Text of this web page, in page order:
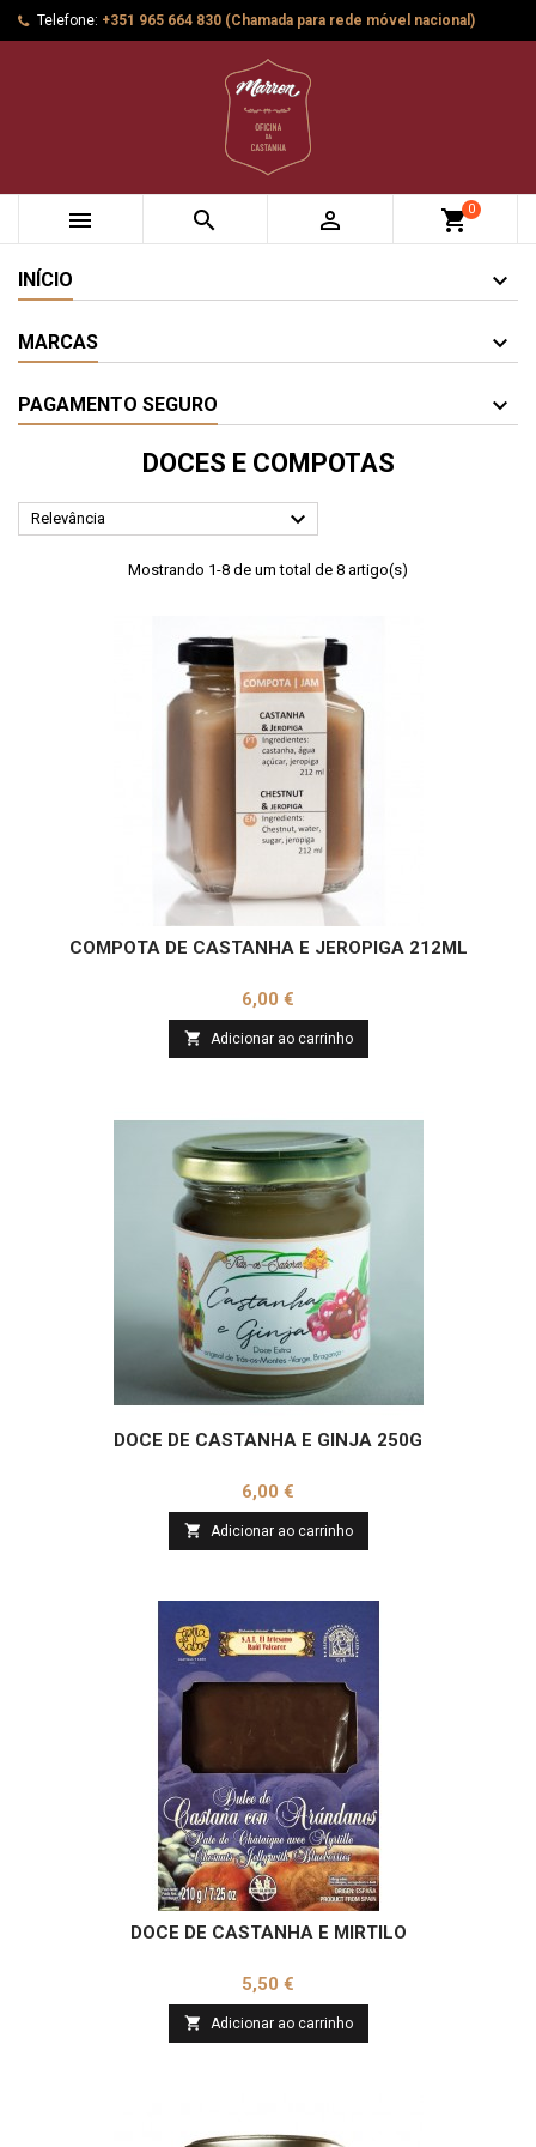
Telefone: +351 965 664 830 (Chamada para rede móvel nacional)
   shopping_cart0
INÍCIO
MARCAS
PAGAMENTO SEGURO
DOCES E COMPOTAS
Relevância 
Mostrando 1-8 de um total de 8 artigo(s)
COMPOTA DE CASTANHA E JEROPIGA 212ML
Preço
6,00 €
 Adicionar ao carrinho
DOCE DE CASTANHA E GINJA 250G
Preço
6,00 €
 Adicionar ao carrinho
DOCE DE CASTANHA E MIRTILO
Preço
5,50 €
 Adicionar ao carrinho